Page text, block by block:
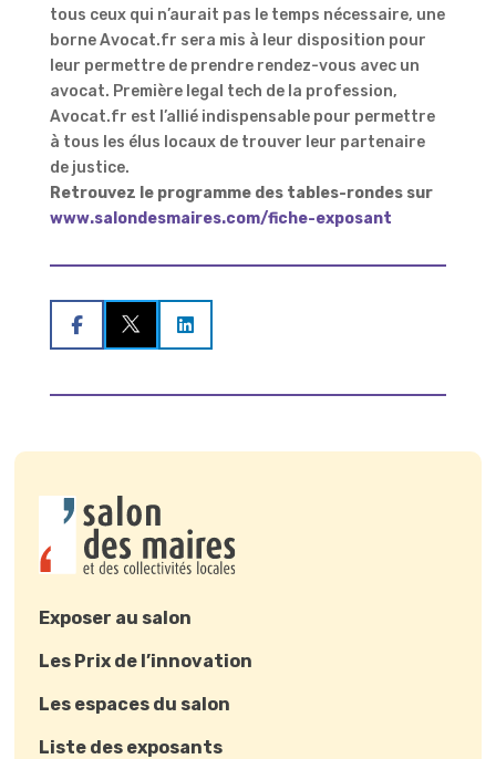
tous ceux qui n’aurait pas le temps nécessaire, une
borne Avocat.fr sera mis à leur disposition pour
leur permettre de prendre rendez-vous avec un
avocat. Première legal tech de la profession,
Avocat.fr est l’allié indispensable pour permettre
à tous les élus locaux de trouver leur partenaire
de justice.
Retrouvez le programme des tables-rondes sur
www.salondesmaires.com/fiche-exposant
 
Exposer au salon
Les Prix de l’innovation
Les espaces du salon
Liste des exposants